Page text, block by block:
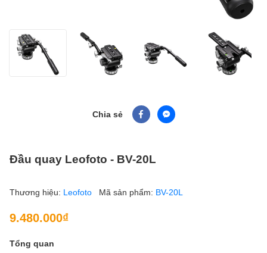
Chia sẻ
Đầu quay Leofoto - BV-20L
Thương hiệu: Leofoto Mã sản phẩm: BV-20L
9.480.000₫
Tổng quan